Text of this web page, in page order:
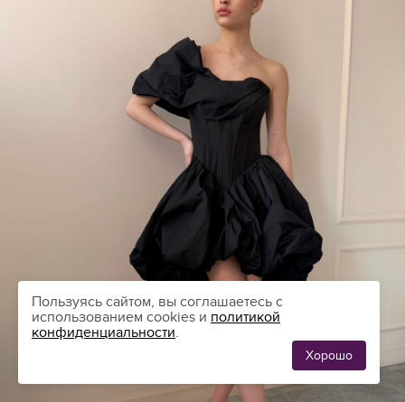
Пользуясь сайтом, вы соглашаетесь с
использованием cookies и политикой
конфиденциальности.
Хорошо